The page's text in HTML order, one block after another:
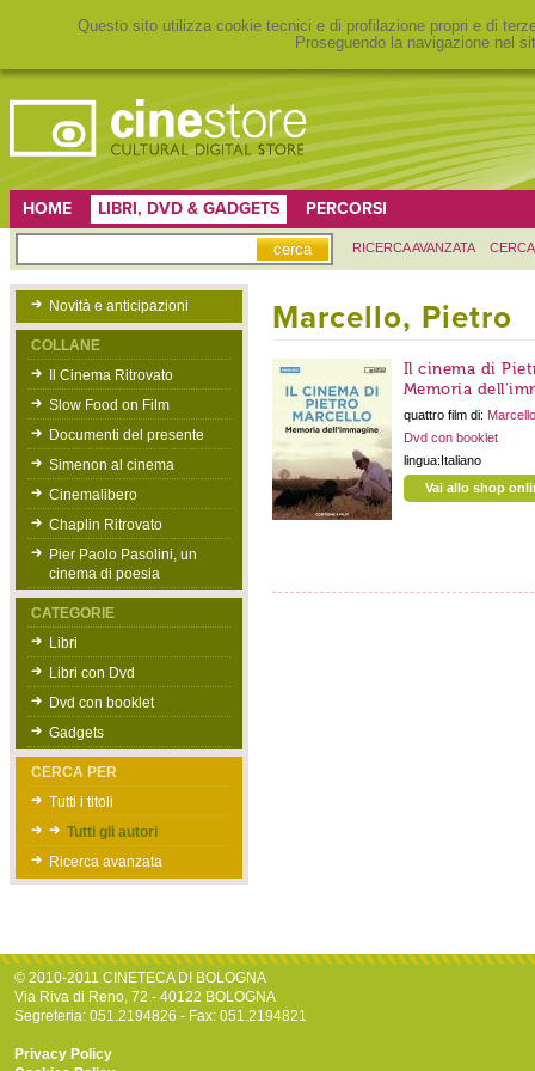
Questo sito utilizza cookie tecnici e di profilazione propri e di
Proseguendo la navigazione nel
HOME LIBRI, DVD & GADGETS PERCORSI
RICERCA AVANZATA
Novità e anticipazioni
COLLANE
Il Cinema Ritrovato
Slow Food on Film
Documenti del presente
Simenon al cinema
Cinemalibero
Chaplin Ritrovato
Pier Paolo Pasolini, un
cinema di poesia
CATEGORIE
Libri
Libri con Dvd
Dvd con booklet
Gadgets
CERCA PER
Tutti i titoli
Tutti gli autori
Ricerca avanzata
Marcello, Pietro
Il cinema di
Memoria
quattro film di:
Dvd con booklet
lingua:Italiano
Vai allo shop
© 2010-2011 CINETECA DI BOLOGNA
Via Riva di Reno, 72 - 40122 BOLOGNA
Segreteria: 051.2194826 - Fax: 051.2194821
Privacy Policy